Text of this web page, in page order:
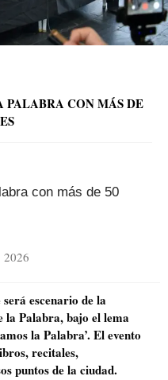
PALABRA CON MÁS DE
con más de 50
2026
escenario de la
la Palabra, bajo el lema
la Palabra’. El evento
recitales,
puntos de la ciudad.